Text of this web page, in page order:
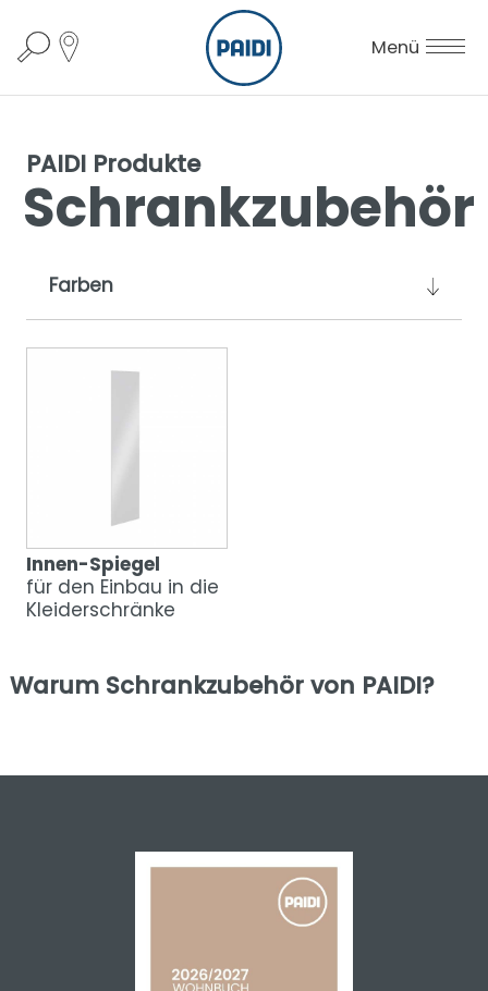
Menü
PAIDI Produkte
Schrankzubehör
Farben
Innen-Spiegel
für den Einbau in die
Kleiderschränke
Warum Schrankzubehör von PAIDI?